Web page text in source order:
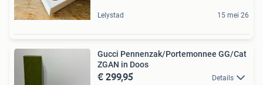
Lelystad 15 mei 26
Gucci Pennenzak/Portemonnee GG/Cat
ZGAN in Doos
€ 299,95 Details